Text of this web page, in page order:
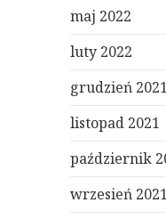
maj 2022
luty 2022
grudzień 2021
listopad 2021
październik
wrzesień 2021